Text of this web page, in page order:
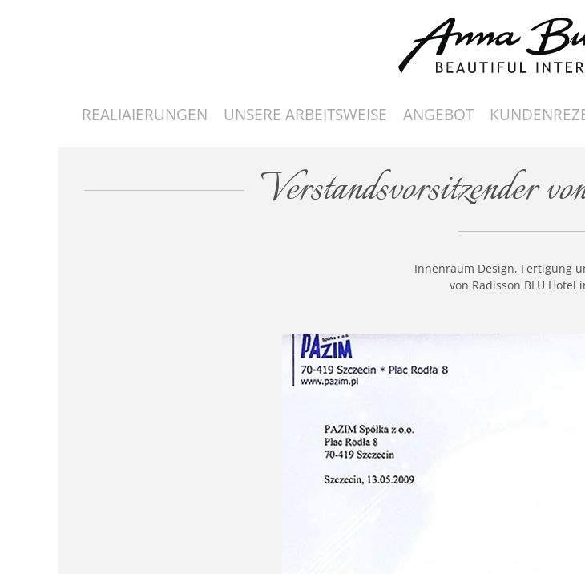
REALIAIERUNGEN UNSERE ARBEITSWEISE ANGEBOT
Verstandsvorsitzender
Innenraum Design, Fertigung
von Radisson BLU Hotel